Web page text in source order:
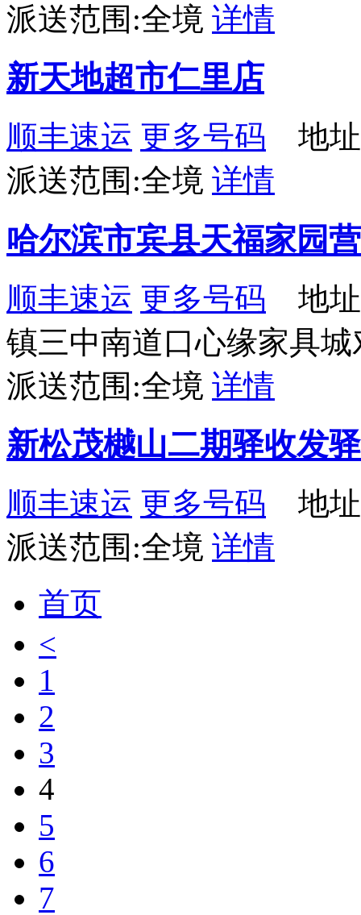
派送范围:全境 详情
新天地超市仁里店
顺丰速运 更多号码 地址
派送范围:全境 详情
哈尔滨市宾县天福家园
顺丰速运 更多号码 地址
镇三中南道口心缘家具
派送范围:全境 详情
新松茂樾山二期驿收发
顺丰速运 更多号码 地址
派送范围:全境 详情
首页
<
1
2
3
4
5
6
7